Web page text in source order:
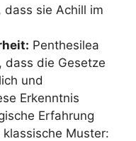
sie Achill im
Penthesilea
dass die Gesetze
und
Erkenntnis
Erfahrung
Muster: